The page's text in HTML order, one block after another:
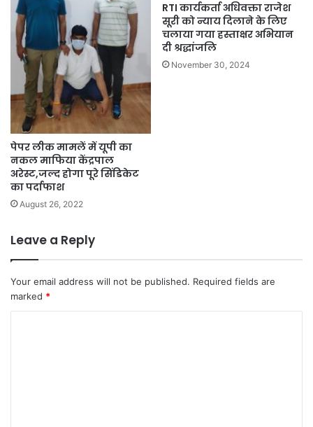
पेपर लीक मामलें में यूपी का
नकल माफिया केंद्रपाल
अरेस्ट,जल्द होगा पूरे सिंडिकेट
का पर्दाफाश
August 26, 2022
RTI कार्यकर्ता अधिवक्ता राजेश
सूरी को न्याय दिलाने के लिए
चलाया गया हस्ताक्षर अभियान
दी श्रद्धांजलि
November 30, 2024
Leave a Reply
Your email address will not be published. Required fields are
marked *